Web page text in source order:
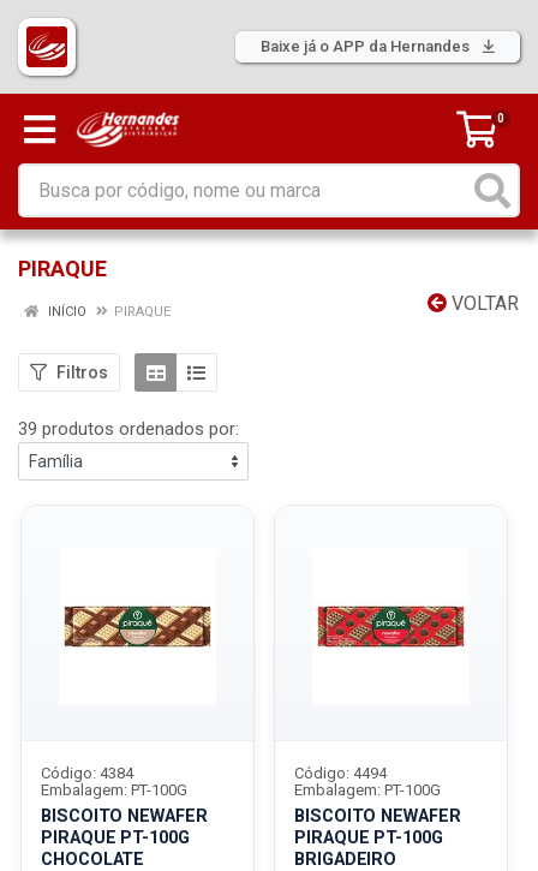
Baixe já o APP da Hernandes
0
PIRAQUE
VOLTAR
INÍCIO PIRAQUE
Filtros
39 produtos ordenados por:
BISCOITO NEWAFER
PIRAQUE PT-100G
CHOCOLATE
Código: 4384
Embalagem: PT-100G
BISCOITO NEWAFER
PIRAQUE PT-100G
BRIGADEIRO
Código: 4494
Embalagem: PT-100G